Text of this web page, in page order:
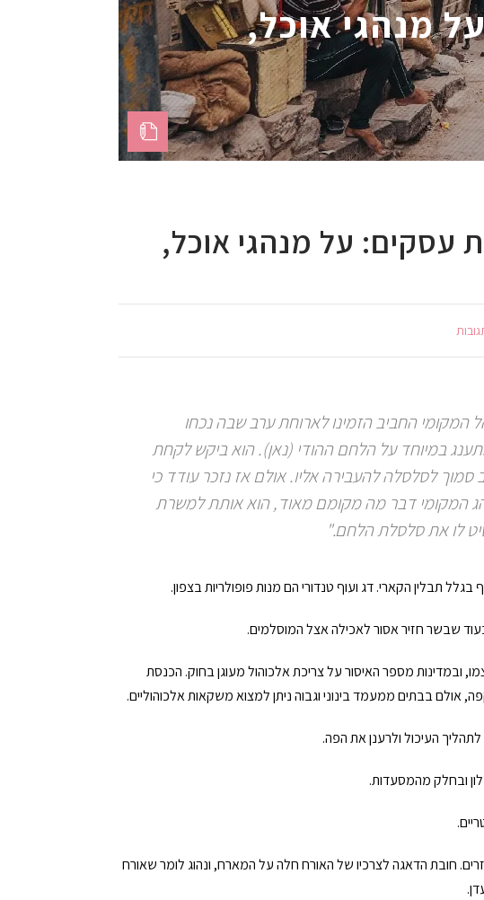
מנהגי אוכל,
עסקים: על מנהגי אוכל,
החביב הזמינו לארוחת ערב שבה נכחו
במיוחד על הלחם ההודי (נאן). הוא ביקש לקחת
לסלסלה להעבירה אליו. אולם אז נזכר עודד כי
המקומי דבר מה מקומם מאוד, הוא אותת למשרת
לו את סלסלת הלחם."
תבלין הקארי. דג ועוף טנדורי הם מנות פופולריות בצפון.
שבשר חזיר אסור לאכילה אצל המוסלמים.
ובמדינות מספר האיסור על צריכת אלכוהול מעוגן בחוק. הכנסת
אולם בבתים ממעמד בינוני וגבוה ניתן למצוא משקאות אלכוהוליים.
העיכול ולרענן את הפה.
ובחלק מהמסעדות.
חובת הדאגה לצרכיו של האורח חלה על המארח, ונהוג לומר שאורח